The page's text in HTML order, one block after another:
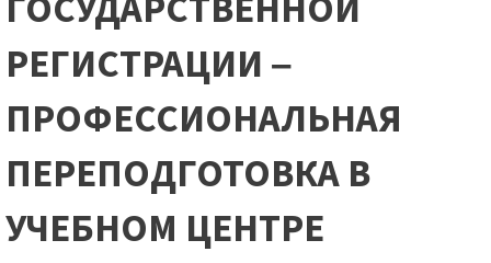
РЕГИСТРАЦИИ –
ПРОФЕССИОНАЛЬНАЯ
ПЕРЕПОДГОТОВКА В
УЧЕБНОМ ЦЕНТРЕ